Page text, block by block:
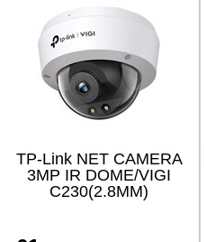
TP-Link NET CAMERA
3MP IR DOME/VIGI
C230(2.8MM)